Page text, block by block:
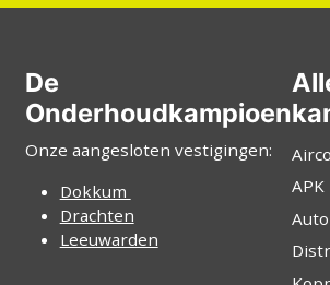
De
Onderhoudkampioen
Onze aangesloten vestigingen:
Dokkum
Drachten
Leeuwarden